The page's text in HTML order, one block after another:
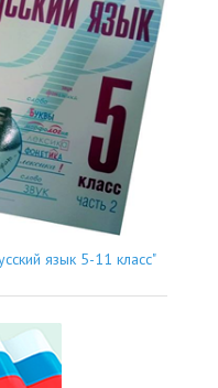
язык 5-11 класс"